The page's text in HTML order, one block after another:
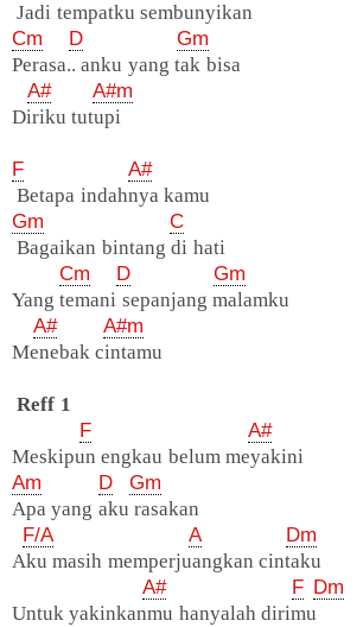
Jadi tempatku sembunyikan
Cm
D
Gm
Perasa.. anku yang tak bisa
A#
A#m
Diriku tutupi
F
A#
Betapa indahnya kamu
Gm
C
Bagaikan bintang di hati
Cm
D
Gm
Yang temani sepanjang malamku
A#
A#m
Menebak cintamu
Reff 1
F
A#
Meskipun engkau belum meyakini
Am
D
Gm
Apa yang aku rasakan
F/A
A
Dm
Aku masih memperjuangkan cintaku
A#
F Dm
Untuk yakinkanmu hanyalah dirimu